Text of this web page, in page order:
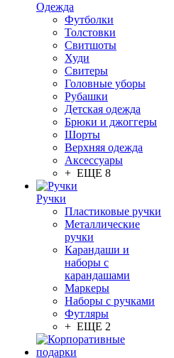
Одежда
Футболки
Толстовки
Свитшоты
Худи
Свитеры
Головные уборы
Рубашки
Детская одежда
Брюки и джоггеры
Шорты
Верхняя одежда
Аксессуары
+ ЕЩЕ 8
Ручки
Пластиковые ручки
Металлические
ручки
Карандаши и
наборы с
карандашами
Маркеры
Наборы с ручками
Футляры
+ ЕЩЕ 2